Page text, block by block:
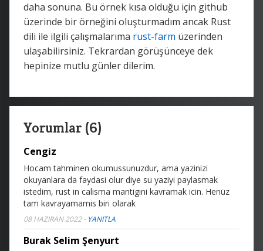
daha sonuna. Bu örnek kısa olduğu için github
üzerinde bir örneğini oluşturmadım ancak Rust
dili ile ilgili çalışmalarıma rust-farm üzerinden
ulaşabilirsiniz. Tekrardan görüşünceye dek
hepinize mutlu günler dilerim.
Yorumlar (6)
Cengiz
Hocam tahminen okumussunuzdur, ama yazinizi
okuyanlara da faydasi olur diye su yaziyi paylasmak
istedim, rust in calisma mantigini kavramak icin. Henüz
tam kavrayamamis biri olarak
08 HAZIRAN 2022- YANITLA
Burak Selim Şenyurt